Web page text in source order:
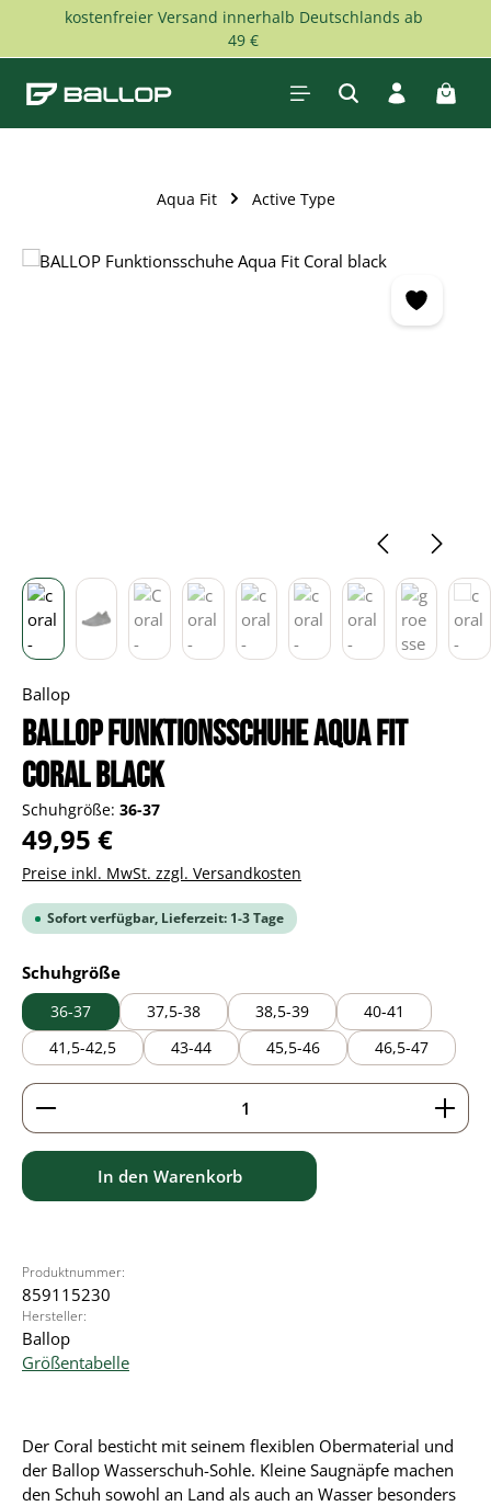
Zum Hauptinhalt springen
kostenfreier Versand innerhalb Deutschlands ab
49 €
Aqua Fit Active Type
Bildergalerie überspringen
Ballop
BALLOP Funktionsschuhe Aqua Fit
Coral black
Schuhgröße: 36-37
Regulärer Preis:
49,95 €
Preise inkl. MwSt. zzgl. Versandkosten
Sofort verfügbar, Lieferzeit: 1-3 Tage
Schuhgrößeauswählen
36-37 37,5-38 38,5-39
40-41
41,5-42,5
43-44 45,5-46 46,5-47
Produkt Anzahl: Gib den gewünschten Wert ein
In den Warenkorb
Produktnummer:
859115230
Hersteller:
Ballop
Größentabelle
Der Coral besticht mit seinem flexiblen Obermaterial und
der Ballop Wasserschuh-Sohle. Kleine Saugnäpfe machen
den Schuh sowohl an Land als auch an Wasser besonders